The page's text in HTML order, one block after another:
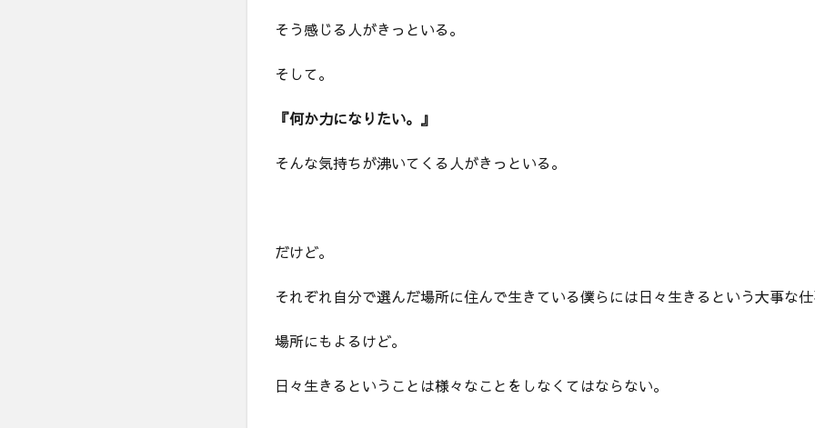
そう感じる人がきっといる。
そして。
『何か力になりたい。』
そんな気持ちが沸いてくる人がきっといる。
だけど。
それぞれ自分で選んだ場所に住んで生きている僕らには日々生きるという大事な
場所にもよるけど。
日々生きるということは様々なことをしなくてはならない。